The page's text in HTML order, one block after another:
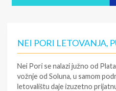
NEI PORI LETOVANJA,
Nei Pori se nalazi južno od
vožnje od Soluna, u samom
letovalištu daje izuzetno